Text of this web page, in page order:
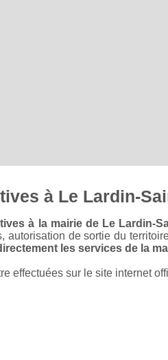
à Le Lardin-
à la mairie de Le Lardin-
autorisation de sortie du
les services de la
effectuées sur le site internet